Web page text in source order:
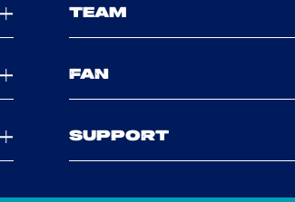
TEAM
FAN
SUPPORT